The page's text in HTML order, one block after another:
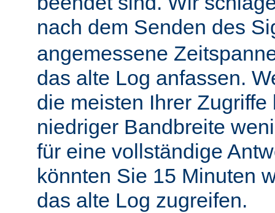
nach dem Senden des
angemessene
das alte Log anfassen.
die meisten Ihrer
niedriger Bandbreite
für eine vollständige
könnten Sie 15 Minuten
das alte Log zugreifen.